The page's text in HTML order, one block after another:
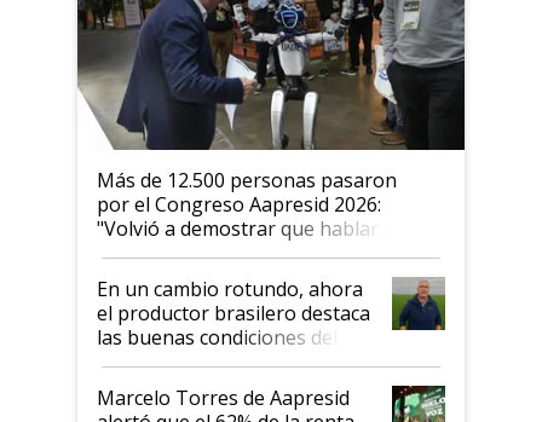
Más de 12.500 personas pasaron
por el Congreso Aapresid 2026:
"Volvió a demostrar que hablar del
suelo es hablar de todo el sistema
productivo"
En un cambio rotundo, ahora
el productor brasilero destaca
las buenas condiciones del
agro argentino para invertir:
"Los veo más motivados"
Marcelo Torres de Aapresid